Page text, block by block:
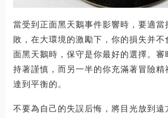
當受到正面黑天鵝事件影響時，要適當
敗，在大環境的激勵下，你的損失并不
面黑天鵝時，保守是你最好的選擇。審
持著謹慎，而另一半的你充滿著冒險精
達到平衡的。
不要為自己的失誤后悔，將目光放到遠